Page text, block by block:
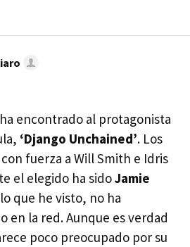
ha encontrado al protagonista
‘Django Unchained’. Los
fuerza a Will Smith e Idris
el elegido ha sidoJamie
que he visto, no ha
en la red. Aunque es verdad
poco preocupado por su